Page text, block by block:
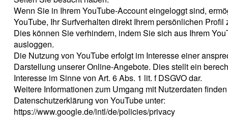
Wenn Sie in Ihrem YouTube-Account eingeloggt sind,
YouTube, Ihr Surfverhalten direkt Ihrem persönlichen Profil
Dies können Sie verhindern, indem Sie sich aus Ihrem
ausloggen.
Die Nutzung von YouTube erfolgt im Interesse einer
Darstellung unserer Online-Angebote. Dies stellt ein
Interesse im Sinne von Art. 6 Abs. 1 lit. f DSGVO dar.
Weitere Informationen zum Umgang mit Nutzerdaten
Datenschutzerklärung von YouTube unter:
https://www.google.de/intl/de/policies/privacy